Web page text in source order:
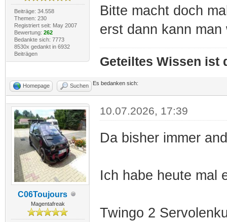
Beiträge: 34.558
Themen: 230
Registriert seit: May 2007
Bewertung: 262
Bedankte sich: 7773
8530x gedankt in 6932
Beiträgen
Bitte macht doch
erst dann kann
Geteiltes Wissen ist
Homepage Suchen Es bedanken sich:
C06Toujours
Magentafreak
10.07.2026, 17:39
Da bisher immer
Ich habe heute mal
Twingo 2